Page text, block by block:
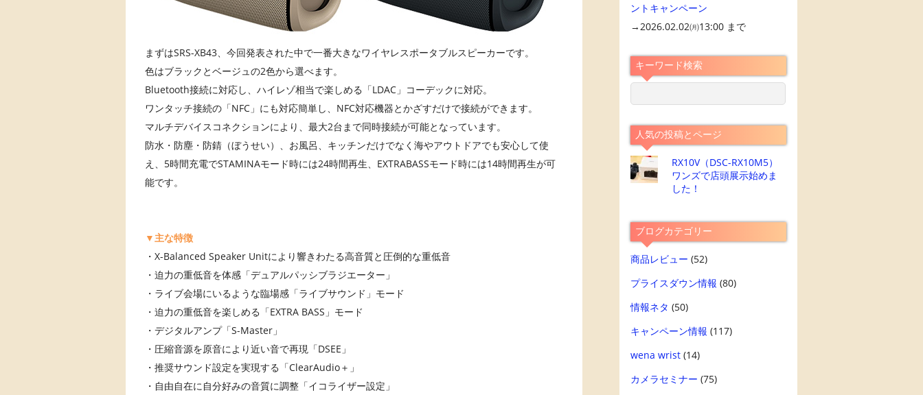
まずはSRS-XB43、今回発表された中で一番大きなワイヤレスポータブルスピーカーです。
色はブラックとベージュの2色から選べます。
Bluetooth接続に対応し、ハイレゾ相当で楽しめる「LDAC」コーデックに対応。
ワンタッチ接続の「NFC」にも対応簡単し、NFC対応機器とかざすだけで接続ができます。
マルチデバイスコネクションにより、最大2台まで同時接続が可能となっています。
防水・防塵・防錆（ぼうせい）、お風呂、キッチンだけでなく海やアウトドアでも安心して使
え、5時間充電でSTAMINAモード時には24時間再生、EXTRABASSモード時には14時間再生が可
能です。
▼主な特徴
・X-Balanced Speaker Unitにより響きわたる高音質と圧倒的な重低音
・迫力の重低音を体感「デュアルパッシブラジエーター」
・ライブ会場にいるような臨場感「ライブサウンド」モード
・迫力の重低音を楽しめる「EXTRA BASS」モード
・デジタルアンプ「S-Master」
・圧縮音源を原音により近い音で再現「DSEE」
・推奨サウンド設定を実現する「ClearAudio＋」
・自由自在に自分好みの音質に調整「イコライザー設定」
ントキャンペーン
→2026.02.02㈪13:00 まで
キーワード検索
人気の投稿とページ
RX10V（DSC-RX10M5）
ワンズで店頭展示始めま
した！
ブログカテゴリー
商品レビュー (52)
プライスダウン情報 (80)
情報ネタ (50)
キャンペーン情報 (117)
wena wrist(14)
カメラセミナー (75)